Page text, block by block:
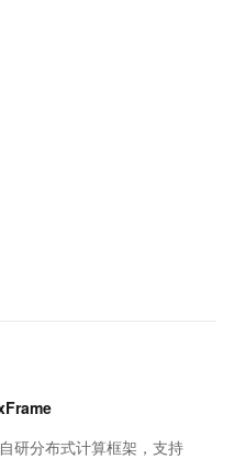
研分布式计算框架，支持